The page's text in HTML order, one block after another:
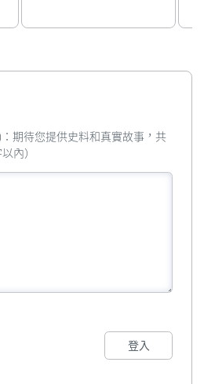
：期待您提供史料和真實故事，共
內）
登入